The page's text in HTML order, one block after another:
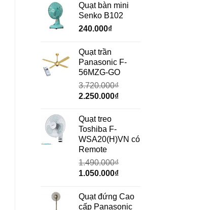
Quạt bàn mini
Senko B102
240.000₫
Quạt trần
Panasonic F-
56MZG-GO
3.720.000₫
Giá
là:
3.720.000₫.
2.250.000₫Giá
2.250.000₫.
Quạt treo
Toshiba F-
WSA20(H)VN có
Remote
1.490.000₫
Giá
là:
1.490.000₫.
1.050.000₫Giá
tại
là:
Quạt đứng Cao
cấp Panasonic